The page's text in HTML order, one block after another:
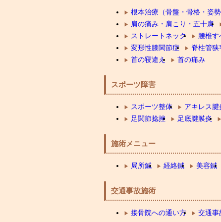
根本治療（骨盤・骨格・姿
肩の痛み・肩こり・五十肩
ストレートネック
腰椎す
変形性膝関節症
脊柱管狭
首の寝違え
首の痛み
スポーツ障害
スポーツ整体 アキレス腱
足関節捻挫
足底腱膜炎
施術メニュー
局所鍼 経絡鍼 美容鍼
交通事故施術
接骨院への通い方 交通事